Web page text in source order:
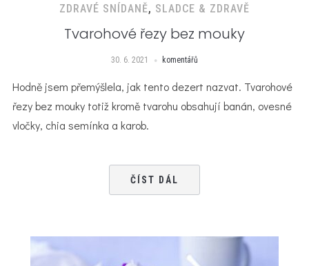
ZDRAVÉ SNÍDANĚ, SLADCE & ZDRAVĚ
Tvarohové řezy bez mouky
30. 6. 2021 komentářů
Hodně jsem přemýšlela, jak tento dezert nazvat. Tvarohové
řezy bez mouky totiž kromě tvarohu obsahují banán, ovesné
vločky, chia semínka a karob.
ČÍST DÁL